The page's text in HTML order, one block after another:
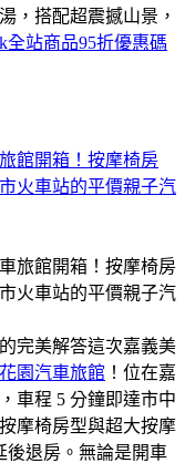
，搭配超震撼山景，
全站商品95折優惠碼
館開箱！按摩椅房
火車站的平價親子汽
完美解答這次嘉義美
園汽車旅館 ！位在嘉
車程 5 分鐘即達市中
摩椅房型與超大按摩
後退房。無論是開車